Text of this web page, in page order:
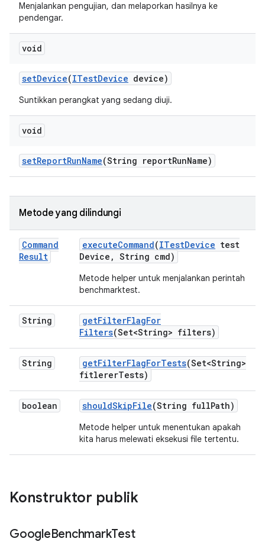
Menjalankan pengujian, dan melaporkan hasilnya ke
pendengar.
void
setDevice(ITestDevice device)
Suntikkan perangkat yang sedang diuji.
void
setReportRunName(String reportRunName)
Metode yang dilindungi
Command
Result
executeCommand(ITestDevice test
Device , String cmd)
Metode helper untuk menjalankan perintah
benchmarktest.
String getFilterFlagFor
Filters(Set<String> filters)
String getFilterFlagForTests(Set<String>
fitlererTests)
boolean shouldSkipFile(String fullPath)
Metode helper untuk menentukan apakah
kita harus melewati eksekusi file tertentu.
Konstruktor publik
GoogleBenchmarkTest